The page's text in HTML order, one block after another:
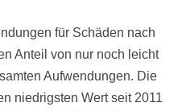
für Schäden nach
Anteil von nur noch leicht
Aufwendungen. Die
niedrigsten Wert seit 2011